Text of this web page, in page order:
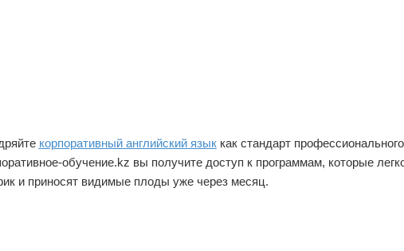
корпоративный английский языккак стандарт
обучение.kz вы получите доступ к программам, которые
и приносят видимые плоды уже через месяц.